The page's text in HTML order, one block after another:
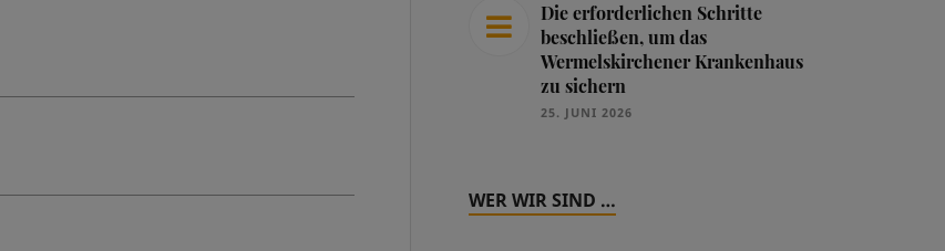
Die erforderlichen Schritte
beschließen, um das
Wermelskirchener Krankenhaus
zu sichern
25. JUNI 2026
WER WIR SIND …